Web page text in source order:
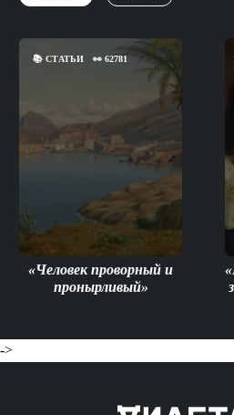
📚 СТАТЬИ 👀 62781
«Человек проворный и
пронырливый»
->